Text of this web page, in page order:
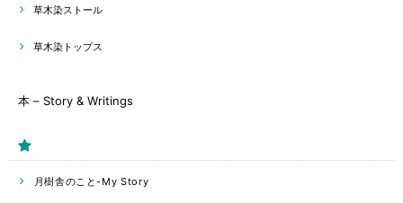
草木染ストール
草木染トップス
本 – Story & Writings
月樹舎のこと-My Story